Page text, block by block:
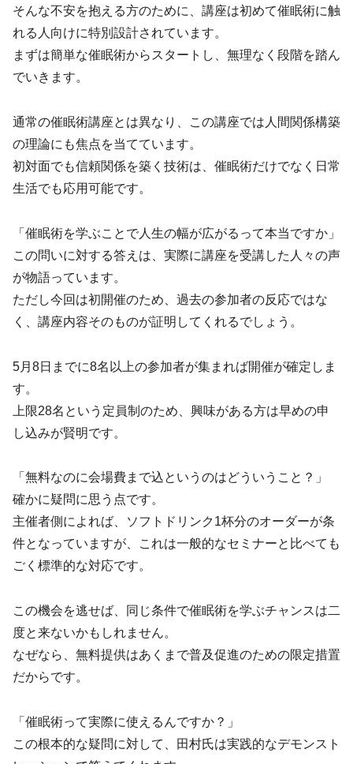
そんな不安を抱える方のために、講座は初めて催眠術に触
れる人向けに特別設計されています。
まずは簡単な催眠術からスタートし、無理なく段階を踏ん
でいきます。
通常の催眠術講座とは異なり、この講座では人間関係構築
の理論にも焦点を当てています。
初対面でも信頼関係を築く技術は、催眠術だけでなく日常
生活でも応用可能です。
「催眠術を学ぶことで人生の幅が広がるって本当ですか」
この問いに対する答えは、実際に講座を受講した人々の声
が物語っています。
ただし今回は初開催のため、過去の参加者の反応ではな
く、講座内容そのものが証明してくれるでしょう。
5月8日までに8名以上の参加者が集まれば開催が確定しま
す。
上限28名という定員制のため、興味がある方は早めの申
し込みが賢明です。
「無料なのに会場費まで込というのはどういうこと？」
確かに疑問に思う点です。
主催者側によれば、ソフトドリンク1杯分のオーダーが条
件となっていますが、これは一般的なセミナーと比べても
ごく標準的な対応です。
この機会を逃せば、同じ条件で催眠術を学ぶチャンスは二
度と来ないかもしれません。
なぜなら、無料提供はあくまで普及促進のための限定措置
だからです。
「催眠術って実際に使えるんですか？」
この根本的な疑問に対して、田村氏は実践的なデモンスト